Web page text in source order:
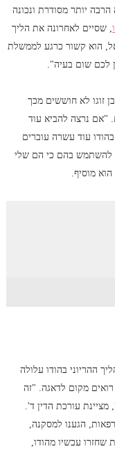
יותר מסודרת ונכונה
, שסיים לאחרונה את הליך
הוא קשור כרגע לממשלת
לכם שום בעיה".
זוגו לא חוששים מכך
"אם נרצה להביא עוד
עוד עשרה עוברים
להשתמש בהם כי הם שלי
מוסיף.
ההריוני בהודו עלולה
מקום לדאגה. "זה
עורכת הדין ד'.
הגענו למסקנה,
שחזרו עכשיו מהודו,